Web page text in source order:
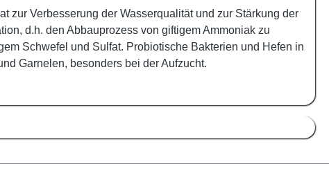
zur Verbesserung der Wasserqualität und zur Stärkung der
d.h. den Abbauprozess von giftigem Ammoniak zu
Schwefel und Sulfat. Probiotische Bakterien und Hefen in
Garnelen, besonders bei der Aufzucht.